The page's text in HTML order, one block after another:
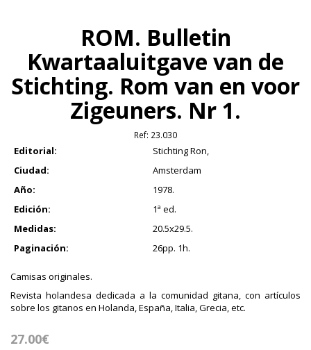
ROM. Bulletin
Kwartaaluitgave van de
Stichting. Rom van en voor
Zigeuners. Nr 1.
Ref: 23.030
Editorial:
Stichting Ron,
Ciudad:
Amsterdam
Año:
1978.
Edición:
1ª ed.
Medidas:
20.5x29.5.
Paginación:
26pp. 1h.
Camisas originales.
Revista holandesa dedicada a la comunidad gitana, con artículos
sobre los gitanos en Holanda, España, Italia, Grecia, etc.
27.00€